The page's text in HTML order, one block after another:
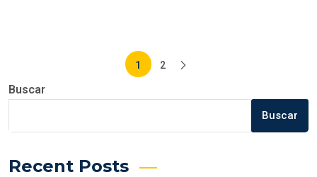
Paginación
de
entradas
1 2
Buscar
Buscar
Recent Posts